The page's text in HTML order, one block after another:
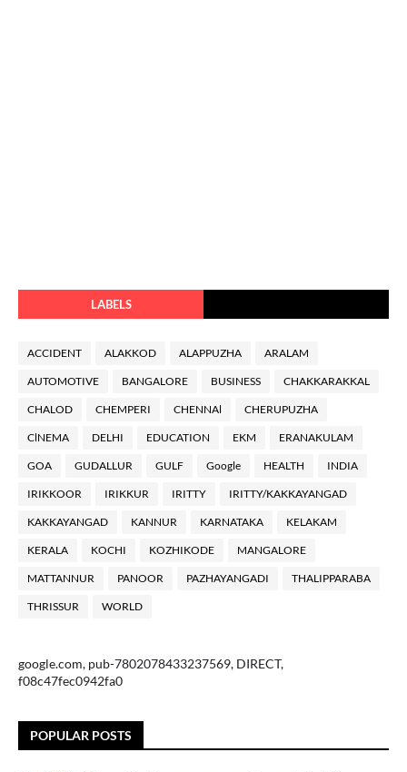
LABELS
ACCIDENT ALAKKOD ALAPPUZHA ARALAM
AUTOMOTIVE BANGALORE BUSINESS CHAKKARAKKAL
CHALOD CHEMPERI CHENNAl CHERUPUZHA
ClNEMA DELHI EDUCATION EKM ERANAKULAM
GOA GUDALLUR GULF Google HEALTH INDIA
IRIKKOOR IRIKKUR IRITTY IRITTY/KAKKAYANGAD
KAKKAYANGAD KANNUR KARNATAKA KELAKAM
KERALA KOCHI KOZHIKODE MANGALORE
MATTANNUR PANOOR PAZHAYANGADI THALIPPARABA
THRISSUR WORLD
google.com, pub-7802078433237569, DIRECT,
f08c47fec0942fa0
POPULAR POSTS